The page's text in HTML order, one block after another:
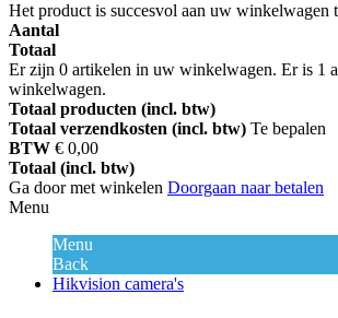
Het product is succesvol aan uw winkelwagen
Aantal
Totaal
Er zijn 0 artikelen in uw winkelwagen. Er is 1
winkelwagen.
Totaal producten (incl. btw)
Totaal verzendkosten (incl. btw) Te bepalen
BTW € 0,00
Totaal (incl. btw)
Ga door met winkelen Doorgaan naar betalen
Menu
Menu
Back
Hikvision camera's